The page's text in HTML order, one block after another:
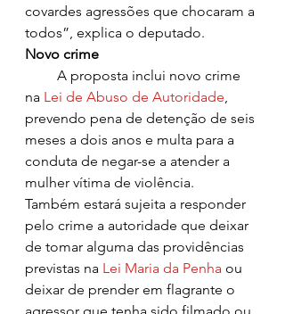
covardes agressões que chocaram a
todos”, explica o deputado.
Novo crime
na Lei de Abuso de Autoridade,
prevendo pena de detenção de seis
meses a dois anos e multa para a
conduta de negar-se a atender a
mulher vítima de violência.
Também estará sujeita a responder
pelo crime a autoridade que deixar
de tomar alguma das providências
previstas na Lei Maria da Penha ou
deixar de prender em flagrante o